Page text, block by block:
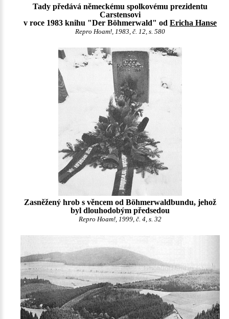
Tady předává německému spolkovému prezidentu
Carstensovi
v roce 1983 knihu "Der Böhmerwald" od Ericha Hanse
Repro Hoam!, 1983, č. 12, s. 580
Zasněžený hrob s věncem od Böhmerwaldbundu, jehož
byl dlouhodobým předsedou
Repro Hoam!, 1999, č. 4, s. 32